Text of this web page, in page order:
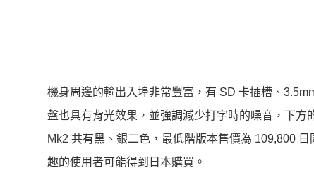
機身周邊的輸出入埠非常豐富，有 SD 卡插槽、
盤也具有背光效果，並強調減少打字時的噪音，下
Mk2 共有黑、銀二色，最低階版本售價為 109,800
趣的使用者可能得到日本購買。